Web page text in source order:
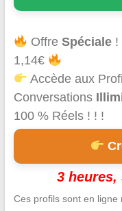
OffreSpéciale !
1,14€
Accède aux
Conversations
100 % Réels ! ! !
3 heures,
Ces profils sont en ligne